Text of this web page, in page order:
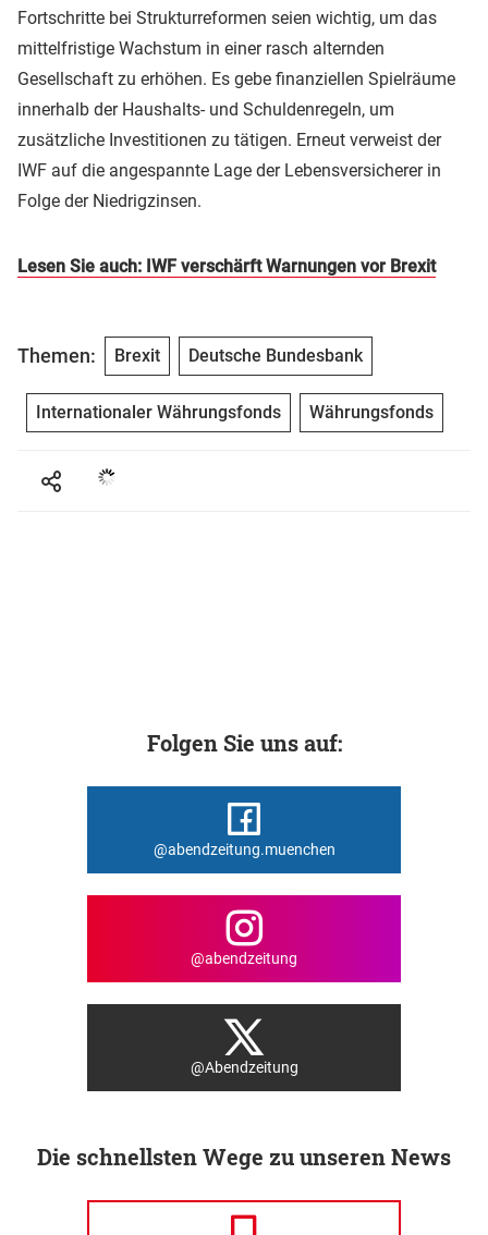
Fortschritte bei Strukturreformen seien wichtig, um das
mittelfristige Wachstum in einer rasch alternden
Gesellschaft zu erhöhen. Es gebe finanziellen Spielräume
innerhalb der Haushalts- und Schuldenregeln, um
zusätzliche Investitionen zu tätigen. Erneut verweist der
IWF auf die angespannte Lage der Lebensversicherer in
Folge der Niedrigzinsen.
Lesen Sie auch: IWF verschärft Warnungen vor Brexit
Themen: Brexit Deutsche Bundesbank
Internationaler Währungsfonds Währungsfonds
Folgen Sie uns auf:
@abendzeitung.muenchen
@abendzeitung
@Abendzeitung
Die schnellsten Wege zu unseren News